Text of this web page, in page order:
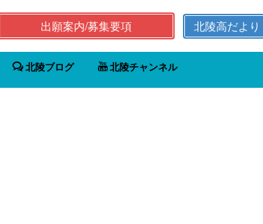
出願案内/募集要項 北陵高だより
北陵ブログ 北陵チャンネル